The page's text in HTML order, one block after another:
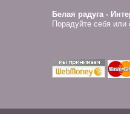
Белая радуга -
Порадуйте себя